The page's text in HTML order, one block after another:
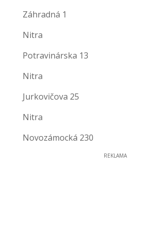
Záhradná 1
Nitra
Potravinárska 13
Nitra
Jurkovičova 25
Nitra
Novozámocká 230
REKLAMA